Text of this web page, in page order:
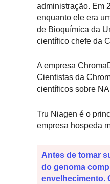
administração. Em
enquanto ele era
de Bioquímica da
científico chefe da
A empresa
Cientistas da
científicos sobre
Tru Niagen é o
empresa hospeda
Antes de tomar
do genoma
envelhecimento.